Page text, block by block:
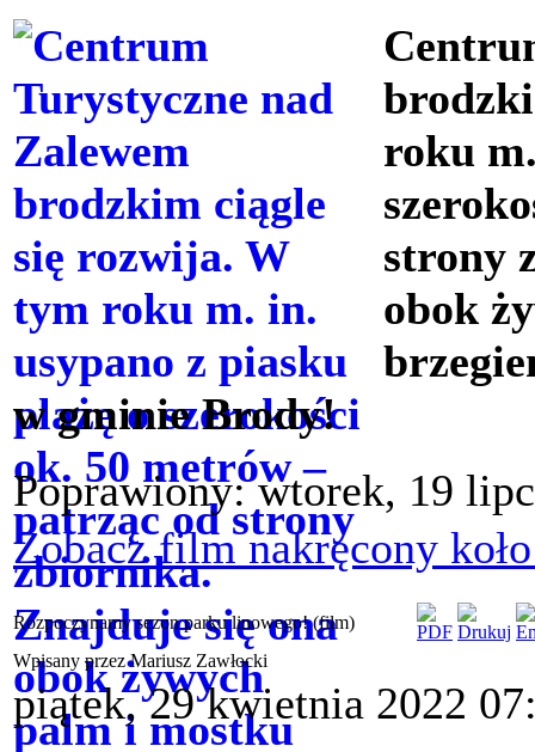
roku
strony
obok
w gminie Brody!
Poprawiony: wtorek, 19
Zobacz film nakręcony
Rozpoczynamy sezon parku linowego! (film)
Wpisany przez Mariusz Zawłocki
piątek, 29 kwietnia 2022